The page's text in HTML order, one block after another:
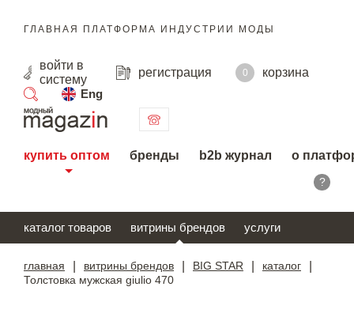
ГЛАВНАЯ ПЛАТФОРМА ИНДУСТРИИ МОДЫ
войти в
систему
регистрация 0
корзина
Eng
поиск
купить оптом бренды b2b журнал о
?
каталог товаров витрины брендов услуги
главная витрины брендов BIG STAR каталог
Толстовка мужская giulio 470